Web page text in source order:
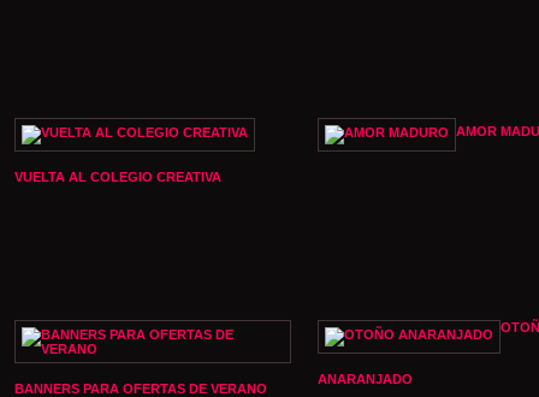
VUELTA AL COLEGIO CREATIVA
AMOR
BANNERS PARA OFERTAS DE VERANO
ANARANJADO